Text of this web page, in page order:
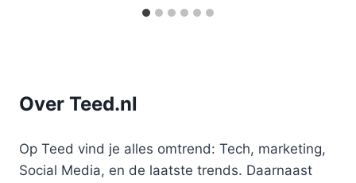
Over Teed.nl
Op Teed vind je alles omtrend: Tech, marketing,
Social Media, en de laatste trends. Daarnaast